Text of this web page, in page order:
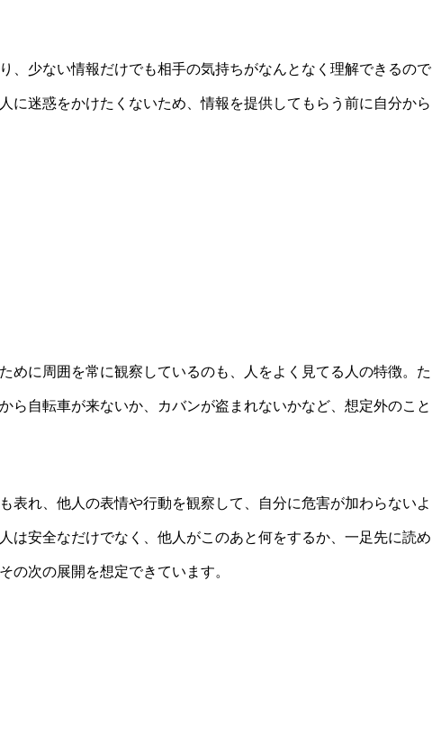
、少ない情報だけでも相手の気持ちがなんとなく理解できるので
に迷惑をかけたくないため、情報を提供してもらう前に自分から
めに周囲を常に観察しているのも、人をよく見てる人の特徴。た
ら自転車が来ないか、カバンが盗まれないかなど、想定外のこと
表れ、他人の表情や行動を観察して、自分に危害が加わらないよ
は安全なだけでなく、他人がこのあと何をするか、一足先に読め
の次の展開を想定できています。